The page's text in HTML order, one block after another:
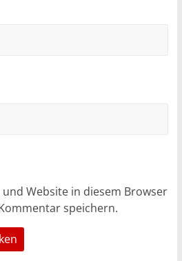
und Website in diesem Browser
speichern.